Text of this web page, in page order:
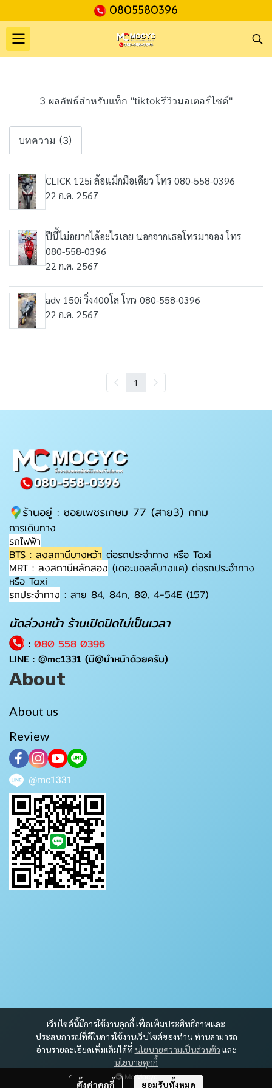
0805580396
3 ผลลัพธ์สำหรับแท็ก "tiktokรีวิวมอเตอร์ไซค์"
บทความ (3)
CLICK 125i ล้อแม็กมือเดียว โทร 080-558-0396
22 ก.ค. 2567
ปีนี้ไม่อยากได้อะไรเลย นอกจากเธอโทรมาจอง โทร
080-558-0396
22 ก.ค. 2567
adv 150i วิ่ง400โล โทร 080-558-0396
22 ก.ค. 2567
1
เว็บไซต์นี้มีการใช้งานคุกกี้ เพื่อเพิ่มประสิทธิภาพและ
ประสบการณ์ที่ดีในการใช้งานเว็บไซต์ของท่าน ท่านสามารถ
อ่านรายละเอียดเพิ่มเติมได้ที่ นโยบายความเป็นส่วนตัว และ
นโยบายคุกกี้
ตั้งค่าคุกกี้ ยอมรับทั้งหมด
ร้านอยู่ : ซอยเพชรเกษม 77 (สาย3) กทม
การเดินทาง
รถไฟฟ้า
BTS : ลงสถานีบางหว้า ต่อรถประจำทาง หรือ Taxi
MRT : ลงสถานีหลักสอง (เดอะมอลล์บางแค) ต่อรถประจำทาง
หรือ Taxi
รถประจำทาง : สาย 84, 84ก, 80, 4-54E (157)
นัดล่วงหน้า ร้านเปิดปิดไม่เป็นเวลา
: 080 558 0396
LINE : @mc1331 (มี@นำหน้าด้วยครับ)
About
About us
Review
@mc1331
Mc Mocyc